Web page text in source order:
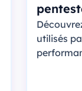
utilisés